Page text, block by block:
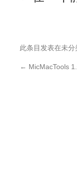
此条目发表在未
← MicMacTools